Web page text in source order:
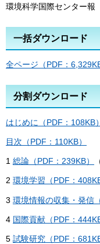
環境科学国際センター報
一括ダウンロード
全ページ（PDF：6,329KB
分割ダウンロード
はじめに（PDF：108KB）
目次（PDF：110KB）
1 総論（PDF：239KB）
2 環境学習（PDF：408KB
3 環境情報の収集・発信
4 国際貢献（PDF：444KB
5 試験研究（PDF：681KB